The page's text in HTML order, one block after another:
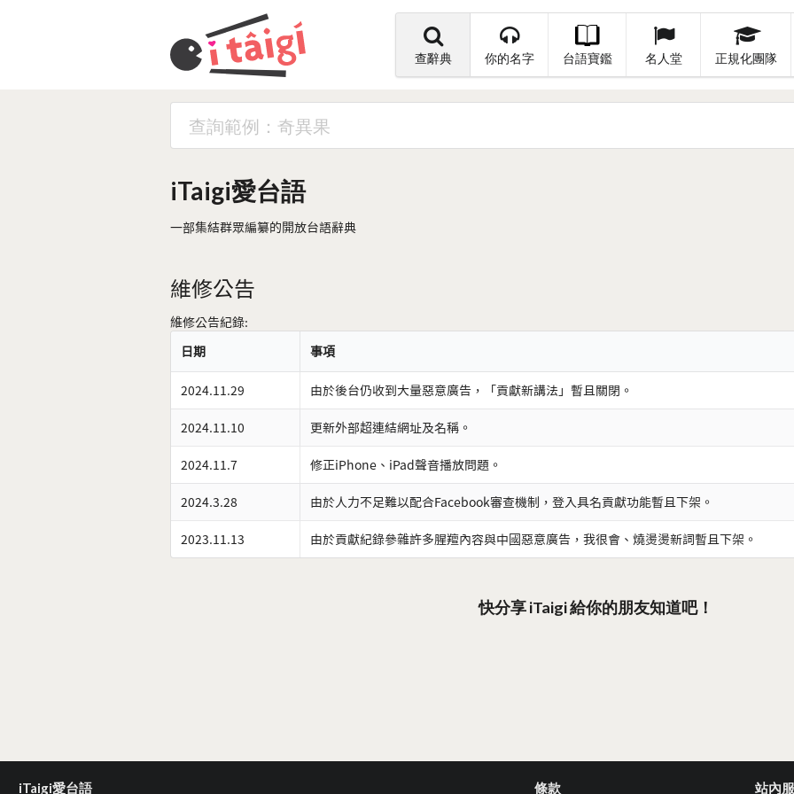
查辭典 你的名字 台語寶鑑 名人堂 正規化團隊
iTaigi愛台語
一部集結群眾編纂的開放台語辭典
維修公告
維修公告紀錄:
日期
事項
2024.11.29 由於後台仍收到大量惡意廣告，「貢獻新講法」暫且關閉。
2024.11.10 更新外部超連結網址及名稱。
2024.11.7 修正iPhone、iPad聲音播放問題。
2024.3.28 由於人力不足難以配合Facebook審查機制，登入具名貢獻功能暫且下架。
2023.11.13 由於貢獻紀錄參雜許多腥羶內容與中國惡意廣告，我很會、燒燙燙新詞暫且下架。
快分享 iTaigi 給你的朋友知道吧！
iTaigi愛台語 條款 站內